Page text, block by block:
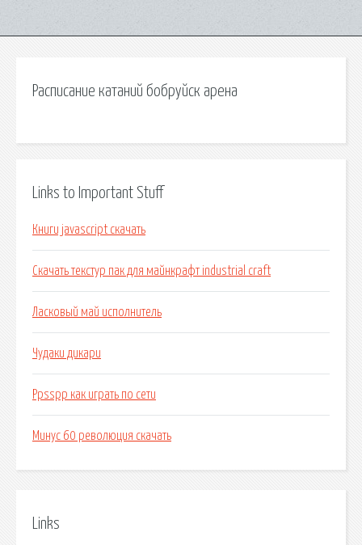
Расписание катаний бобруйск арена
Links to Important Stuff
Книги javascript скачать
Скачать текстур пак для майнкрафт industrial craft
Ласковый май исполнитель
Чудаки дикари
Ppsspp как играть по сети
Минус 60 революция скачать
Links